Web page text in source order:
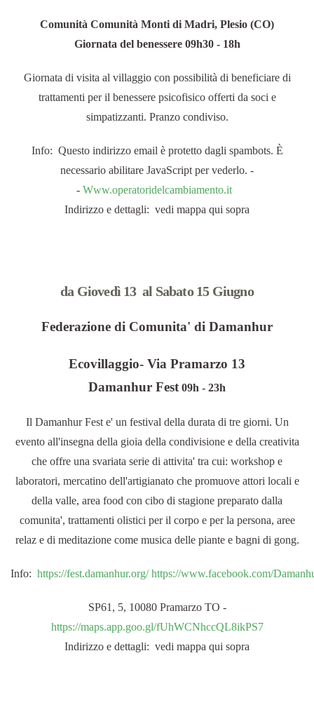
Comunità Comunità Monti di Madri, Plesio (CO)
Giornata del benessere 09h30 - 18h
Giornata di visita al villaggio con possibilità di beneficiare di
trattamenti per il benessere psicofisico offerti da soci e
simpatizzanti. Pranzo condiviso.
Info: Questo indirizzo email è protetto dagli spambots. È
necessario abilitare JavaScript per vederlo. -
- Www.operatoridelcambiamento.it
Indirizzo e dettagli: vedi mappa qui sopra
da Giovedì 13 al Sabato 15 Giugno
Federazione di Comunita' di Damanhur
Ecovillaggio- Via Pramarzo 13
Damanhur Fest 09h - 23h
Il Damanhur Fest e' un festival della durata di tre giorni. Un
evento all'insegna della gioia della condivisione e della creativita
che offre una svariata serie di attivita' tra cui: workshop e
laboratori, mercatino dell'artigianato che promuove attori locali e
della valle, area food con cibo di stagione preparato dalla
comunita', trattamenti olistici per il corpo e per la persona, aree
relaz e di meditazione come musica delle piante e bagni di gong.
Info: https://fest.damanhur.org/ https://www.facebook.com/
SP61, 5, 10080 Pramarzo TO -
https://maps.app.goo.gl/fUhWCNhccQL8ikPS7
Indirizzo e dettagli: vedi mappa qui sopra